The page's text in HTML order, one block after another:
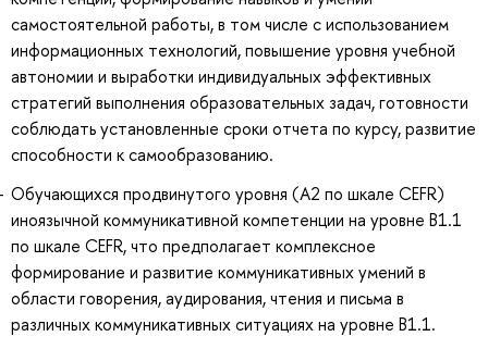
самостоятельной работы, в том числе с использованием
информационных технологий, повышение уровня учебной
автономии и выработки индивидуальных эффективных
стратегий выполнения образовательных задач, готовности
соблюдать установленные сроки отчета по курсу, развитие
способности к самообразованию.
Обучающихся продвинутого уровня (А2 по шкале CEFR)
иноязычной коммуникативной компетенции на уровне B1.1
по шкале CEFR, что предполагает комплексное
формирование и развитие коммуникативных умений в
области говорения, аудирования, чтения и письма в
различных коммуникативных ситуациях на уровне B1.1.